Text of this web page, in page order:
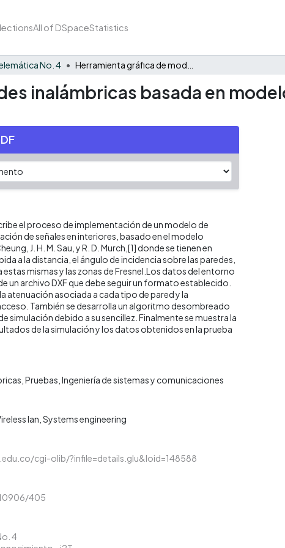
All of DSpaceStatistics
No. 4
inalámbricas basada en
el proceso de implementación de un modelo de
de señales en interiores, basado en el modelo
J. H. M. Sau, y R. D. Murch,[1] donde se tienen en
a la distancia, el ángulo de incidencia sobre las paredes,
mismas y las zonas de Fresnel.Los datos del entorno
un archivo DXF que debe seguir un formato establecido.
atenuación asociada a cada tipo de pared y la
También se desarrolla un algoritmo desombreado
simulación debido a su sencillez. Finalmente se muestra la
de la simulación y los datos obtenidos en la prueba
Pruebas Ingeniería de sistemas y comunicaciones
lan Systems engineering
cgi-olib/?infile=details.glu&loid=148588
405
4